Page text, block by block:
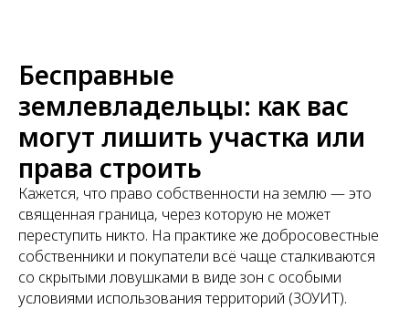
Бесправные
землевладельцы: как вас
могут лишить участка или
права строить
Кажется, что право собственности на землю — это
священная граница, через которую не может
переступить никто. На практике же добросовестные
собственники и покупатели всё чаще сталкиваются
со скрытыми ловушками в виде зон с особыми
условиями использования территорий (ЗОУИТ).